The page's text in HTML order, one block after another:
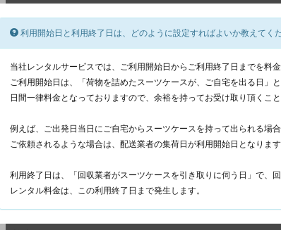
利用開始日と利用終了日は、どのように設定すればよいか教えてくだ
当社レンタルサービスでは、ご利用開始日からご利用終了日までを料
ご利用開始日は、「荷物を詰めたスーツケースが、ご自宅を出る日」
日間一律料金となっておりますので、余裕を持ってお受け取り頂くこと
例えば、ご出発日当日にご自宅からスーツケースを持って出られる場
ご依頼されるような場合は、配送業者の集荷日が利用開始日となります
利用終了日は、「回収業者がスーツケースを引き取りに伺う日」で、回
レンタル料金は、この利用終了日まで発生します。